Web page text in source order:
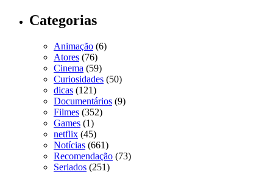
Categorias
Animação (6)
Atores (76)
Cinema (59)
Curiosidades (50)
dicas (121)
Documentários (9)
Filmes (352)
Games (1)
netflix (45)
Notícias (661)
Recomendação (73)
Seriados (251)